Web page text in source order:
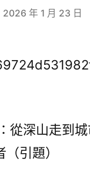
2026 年 1 月 23 日
從深山走到
（引題）